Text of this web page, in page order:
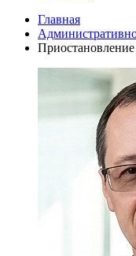
Главная
Приостановление